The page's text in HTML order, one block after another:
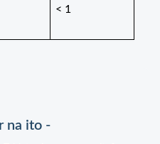
< 1
na ito -